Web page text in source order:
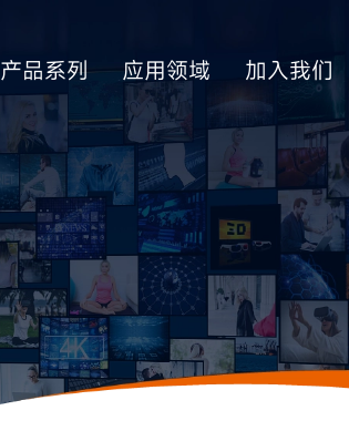
产品系列 应用领域 加入我们